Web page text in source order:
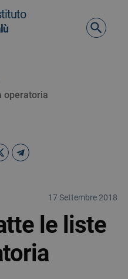
operatoria
17 Settembre 2018
le liste